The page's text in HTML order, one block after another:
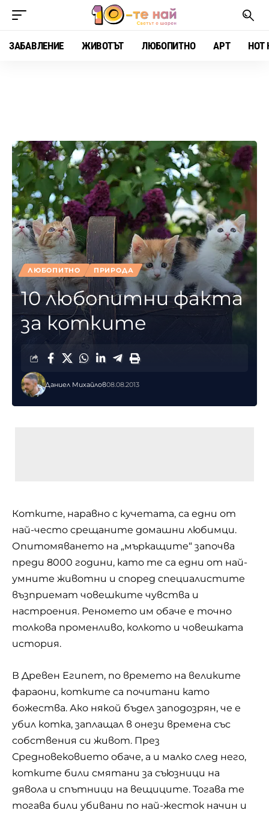
ЗАБАВЛЕНИЕ ЖИВОТЪТ ЛЮБОПИТНО АРТ HOT
ЛЮБОПИТНО ПРИРОДА
10 любопитни факта
за котките
Даниел Михайлов08.08.2013
Котките, наравно с кучетата, са едни от
най-често срещаните домашни любимци.
Опитомяването на „мъркащите“ започва
преди 8000 години, като те са едни от най-
умните животни и според специалистите
възприемат човешките чувства и
настроения. Реномето им обаче е точно
толкова променливо, колкото и човешката
история.
В Древен Египет, по времето на великите
фараони, котките са почитани като
божества. Ако някой бъдел заподозрян, че е
убил котка, заплащал в онези времена със
собствения си живот. През
Средновековието обаче, а и малко след него,
котките били смятани за съюзници на
дявола и спътници на вещиците. Тогава те
тогава били убивани по най-жесток начин и